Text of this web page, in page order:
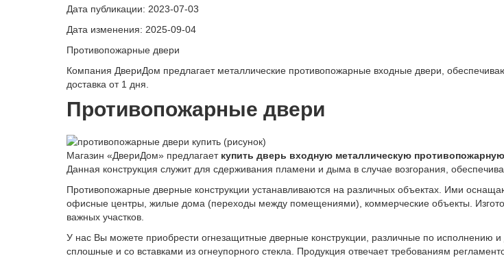
Дата публикации: 2023-07-03
Дата изменения: 2025-09-04
Противопожарные двери
Компания ДвериДом предлагает металлические противопожарные входные двери,
доставка от 1 дня.
Противопожарные двери
Магазин «ДвериДом» предлагает купить дверь входную металлическую противопожарную
Данная конструкция служит для сдерживания пламени и дыма в случае возгорания,
Противопожарные дверные конструкции устанавливаются на различных объектах. Ими
офисные центры, жилые дома (переходы между помещениями), коммерческие объекты.
важных участков.
У нас Вы можете приобрести огнезащитные дверные конструкции, различные по
сплошные и со вставками из огнеупорного стекла. Продукция отвечает требованиям